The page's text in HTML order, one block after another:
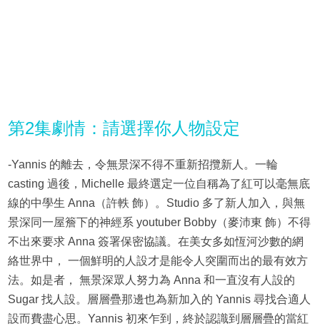
第2集劇情：請選擇你人物設定
-Yannis 的離去，令無景深不得不重新招攬新人。一輪
casting 過後，Michelle 最終選定一位自稱為了紅可以毫無底
線的中學生 Anna（許軼 飾）。Studio 多了新人加入，與無
景深同一屋簷下的神經系 youtuber Bobby（麥沛東 飾）不得
不出來要求 Anna 簽署保密協議。在美女多如恆河沙數的網
絡世界中， 一個鮮明的人設才是能令人突圍而出的最有效方
法。如是者， 無景深眾人努力為 Anna 和一直沒有人設的
Sugar 找人設。層層疊那邊也為新加入的 Yannis 尋找合適人
設而費盡心思。Yannis 初來乍到，終於認識到層層疊的當紅